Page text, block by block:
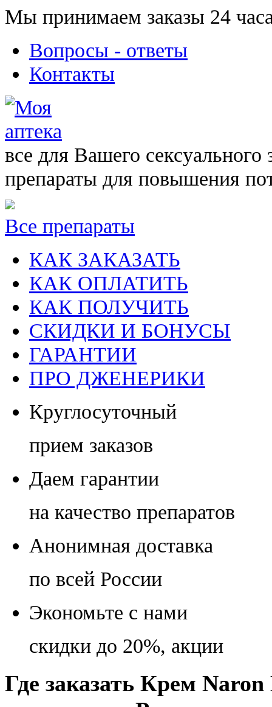
Мы принимаем заказы 24
Вопросы - ответы
Контакты
все для Вашего сексуального
препараты для повышения
Все препараты
КАК ЗАКАЗАТЬ
КАК ОПЛАТИТЬ
КАК ПОЛУЧИТЬ
СКИДКИ И БОНУСЫ
ГАРАНТИИ
ПРО ДЖЕНЕРИКИ
Круглосуточный
прием заказов
Даем гарантии
на качество препаратов
Анонимная доставка
по всей России
Экономьте с нами
скидки до 20%, акции
Где заказать Крем